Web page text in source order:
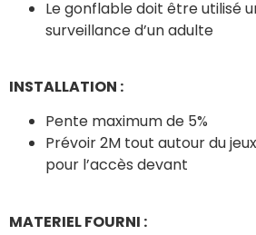
Le gonflable doit être utilisé
surveillance d’un adulte
INSTALLATION :
Pente maximum de 5%
Prévoir 2M tout autour du
pour l’accès devant
MATERIEL FOURNI :